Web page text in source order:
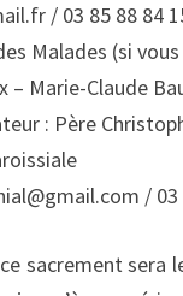
/ 03 85 88 84
Malades (si
– Marie-Claude
: Père
/ 03
sacrement sera